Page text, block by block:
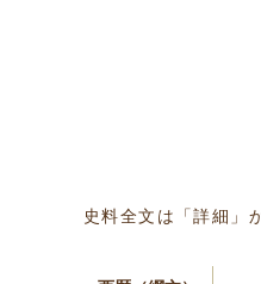
史料全文は「詳細」